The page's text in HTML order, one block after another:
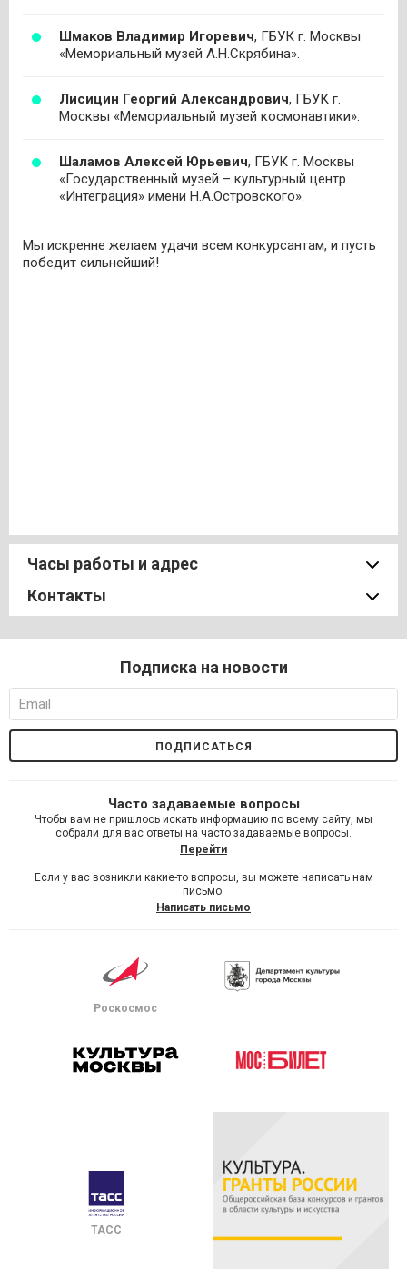
Шмаков Владимир Игоревич, ГБУК г. Москвы
«Мемориальный музей А.Н.Скрябина».
Лисицин Георгий Александрович, ГБУК г.
Москвы «Мемориальный музей космонавтики».
Шаламов Алексей Юрьевич, ГБУК г. Москвы
«Государственный музей – культурный центр
«Интеграция» имени Н.А.Островского».
Мы искренне желаем удачи всем конкурсантам, и пусть
победит сильнейший!
Часы работы и адрес
Контакты
Подписка на новости
Часто задаваемые вопросы
Чтобы вам не пришлось искать информацию по всему сайту, мы
собрали для вас ответы на часто задаваемые вопросы.
Перейти
Если у вас возникли какие-то вопросы, вы можете написать нам
письмо.
Написать письмо
Роскосмос
ТАСС